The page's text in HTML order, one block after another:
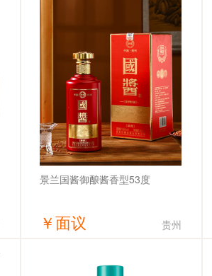
景兰国酱御酿酱香型53度
￥面议 贵州